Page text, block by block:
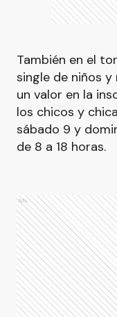
También en el
single de niños
un valor en la
los chicos y
sábado 9 y
de 8 a 18 horas.
Ads